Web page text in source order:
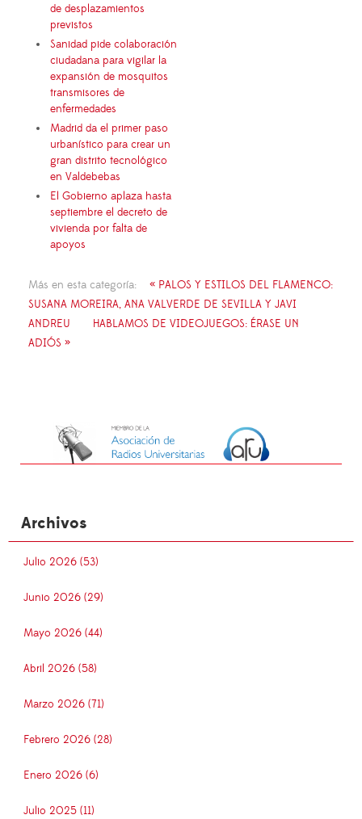
de desplazamientos
previstos
Sanidad pide colaboración
ciudadana para vigilar la
expansión de mosquitos
transmisores de
enfermedades
Madrid da el primer paso
urbanístico para crear un
gran distrito tecnológico
en Valdebebas
El Gobierno aplaza hasta
septiembre el decreto de
vivienda por falta de
apoyos
Más en esta categoría:
« PALOS Y ESTILOS DEL FLAMENCO:
SUSANA MOREIRA, ANA VALVERDE DE SEVILLA Y JAVI
ANDREU
HABLAMOS DE VIDEOJUEGOS: ÉRASE UN
ADIÓS »
Archivos
Julio 2026 (53)
Junio 2026 (29)
Mayo 2026 (44)
Abril 2026 (58)
Marzo 2026 (71)
Febrero 2026 (28)
Enero 2026 (6)
Julio 2025 (11)